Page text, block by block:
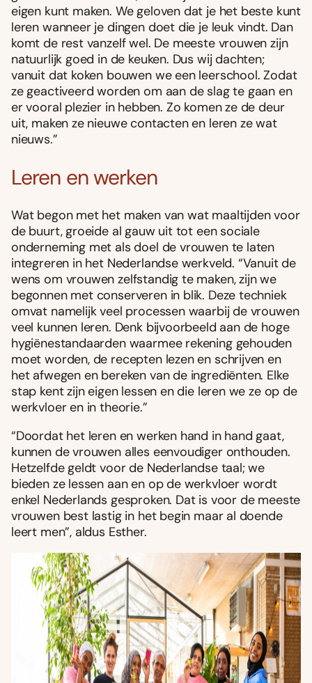
eigen kunt maken. We geloven dat je het beste kunt
leren wanneer je dingen doet die je leuk vindt. Dan
komt de rest vanzelf wel. De meeste vrouwen zijn
natuurlijk goed in de keuken. Dus wij dachten;
vanuit dat koken bouwen we een leerschool. Zodat
ze geactiveerd worden om aan de slag te gaan en
er vooral plezier in hebben. Zo komen ze de deur
uit, maken ze nieuwe contacten en leren ze wat
nieuws.”
Leren en werken
Wat begon met het maken van wat maaltijden voor
de buurt, groeide al gauw uit tot een sociale
onderneming met als doel de vrouwen te laten
integreren in het Nederlandse werkveld. “Vanuit de
wens om vrouwen zelfstandig te maken, zijn we
begonnen met conserveren in blik. Deze techniek
omvat namelijk veel processen waarbij de vrouwen
veel kunnen leren. Denk bijvoorbeeld aan de hoge
hygiënestandaarden waarmee rekening gehouden
moet worden, de recepten lezen en schrijven en
het afwegen en bereken van de ingrediënten. Elke
stap kent zijn eigen lessen en die leren we ze op de
werkvloer en in theorie.”
“Doordat het leren en werken hand in hand gaat,
kunnen de vrouwen alles eenvoudiger onthouden.
Hetzelfde geldt voor de Nederlandse taal; we
bieden ze lessen aan en op de werkvloer wordt
enkel Nederlands gesproken. Dat is voor de meeste
vrouwen best lastig in het begin maar al doende
leert men”, aldus Esther.